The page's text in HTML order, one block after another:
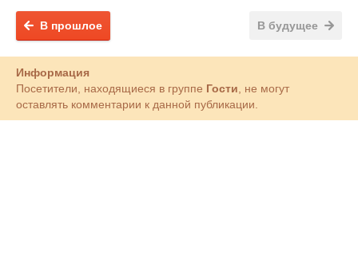
В будущее
В прошлое
Информация
Посетители, находящиеся в группе Гости, не могут
оставлять комментарии к данной публикации.